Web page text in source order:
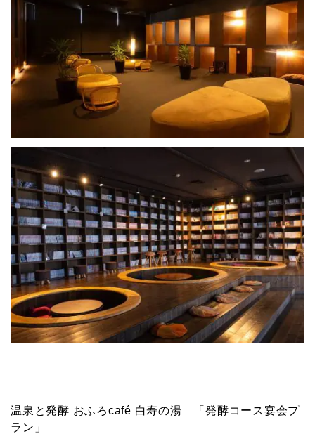
温泉と発酵 おふろcafé 白寿の湯 「発酵コース宴会プ
ラン」